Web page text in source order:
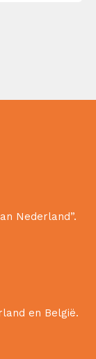
Nederland”.
en België.